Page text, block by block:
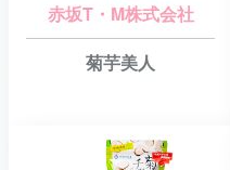
赤坂T・M株式会社
菊芋美人